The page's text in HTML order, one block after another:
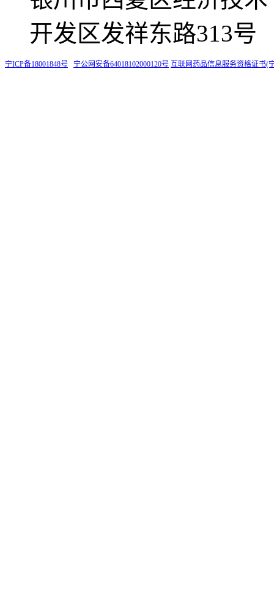
开发区发祥东路313号
宁ICP备18001848号 宁公网安备64018102000120号 互联网药品信息服务资格证书(